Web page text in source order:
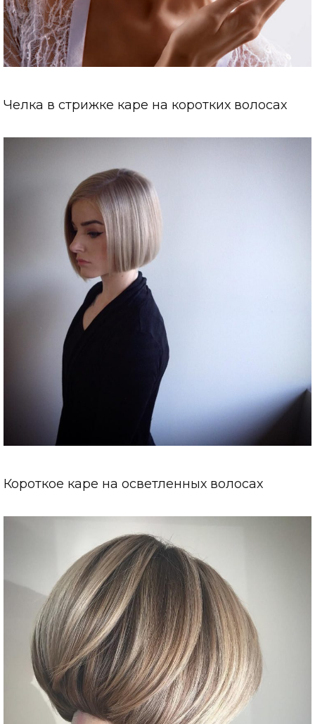
Челка в стрижке каре на коротких волосах
Короткое каре на осветленных волосах